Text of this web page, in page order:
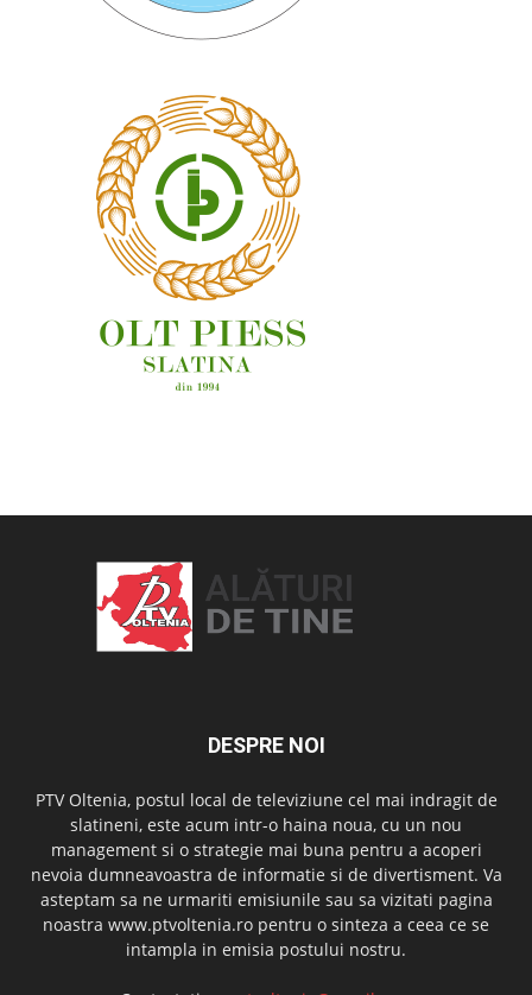
DESPRE NOI
PTV Oltenia, postul local de televiziune cel mai indragit de
slatineni, este acum intr-o haina noua, cu un nou
management si o strategie mai buna pentru a acoperi
nevoia dumneavoastra de informatie si de divertisment. Va
asteptam sa ne urmariti emisiunile sau sa vizitati pagina
noastra www.ptvoltenia.ro pentru o sinteza a ceea ce se
intampla in emisia postului nostru.